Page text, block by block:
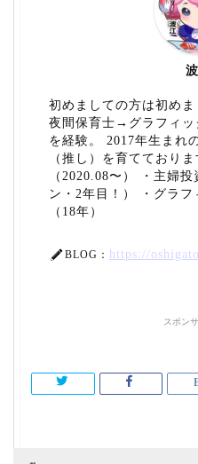
初めましての方は初め
夜間保育士→グラフィ
を経験。 2017年生まれ
（推し）を育てており
（2020.08〜） ・主婦
ン・2年目！） ・グラフ
（18年）
BLOG： https://
スポン